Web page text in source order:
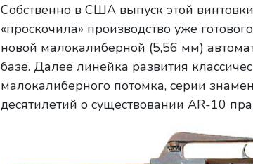
Собственно в США выпуск этой
«проскочила» производство уже
новой малокалиберной (5,56 мм)
базе. Далее линейка развития
малокалиберного потомка, серии
десятилетий о существовании AR-10